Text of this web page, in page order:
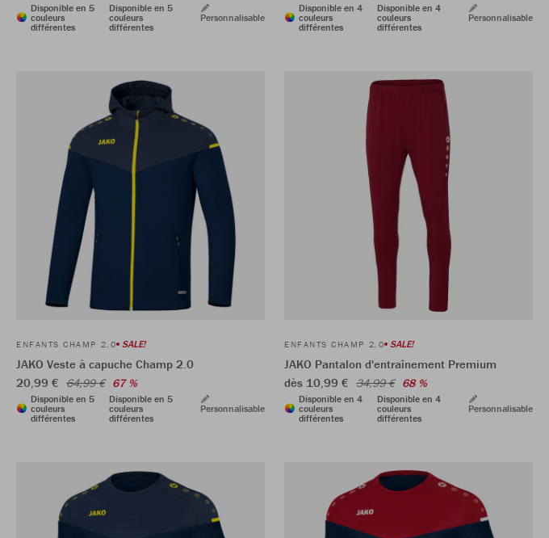
Disponible en 5
couleurs
différentes
Disponible en 5
couleurs
différentes
Personnalisable
Disponible en 4
couleurs
différentes
Disponible en 4
couleurs
différentes
Personnalisable
ENFANTS CHAMP 2.0 SALE!
JAKO Veste à capuche Champ 2.0
20,99 € 64,99 € 67 %
Disponible en 5
couleurs
différentes
Disponible en 5
couleurs
différentes
Personnalisable
ENFANTS CHAMP 2.0 SALE!
JAKO Pantalon d'entraînement Premium
dès 10,99 € 34,99 € 68 %
Disponible en 4
couleurs
différentes
Disponible en 4
couleurs
différentes
Personnalisable